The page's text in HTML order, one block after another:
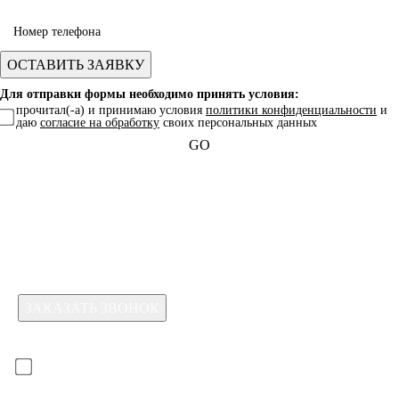
Для отправки формы необходимо принять условия:
прочитал(-а) и принимаю условия политики конфиденциальности и
даю согласие на обработку своих персональных данных
GO